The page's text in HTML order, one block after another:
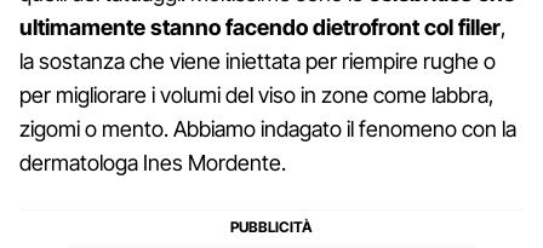
ultimamente stanno facendo dietrofront col filler,
la sostanza che viene iniettata per riempire rughe o
per migliorare i volumi del viso in zone come labbra,
zigomi o mento. Abbiamo indagato il fenomeno con la
dermatologa Ines Mordente.